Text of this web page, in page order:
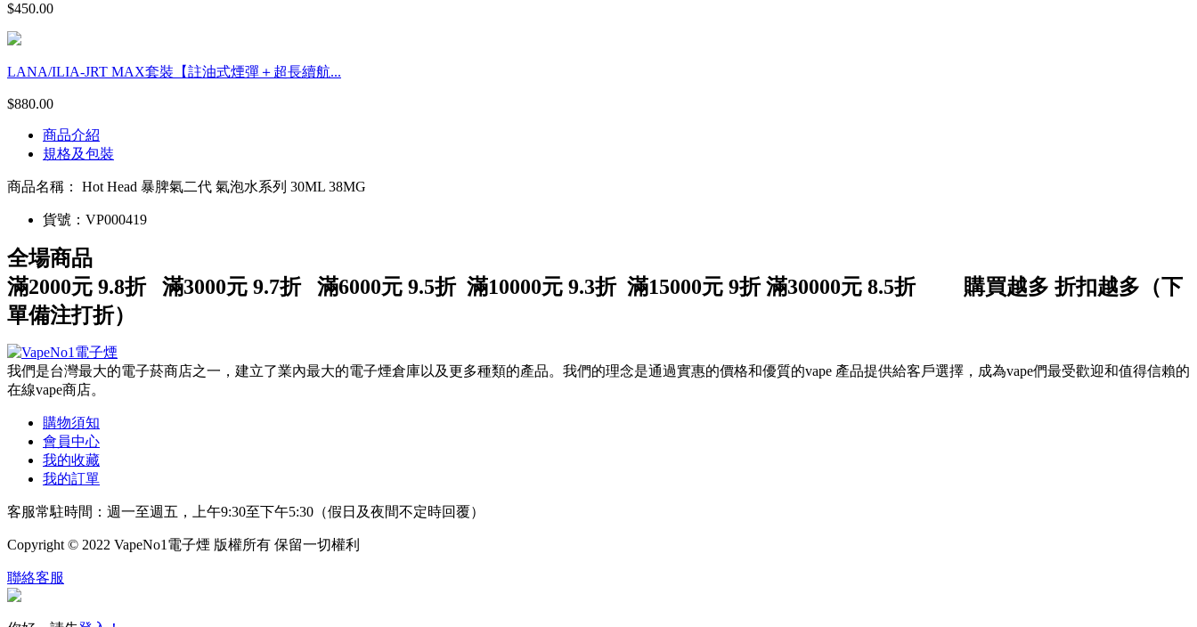
$450.00
LANA/ILIA-JRT MAX套裝【註油式煙彈＋超長續航...
$880.00
商品介紹
規格及包裝
商品名稱： Hot Head 暴脾氣二代 氣泡水系列 30ML 38MG
貨號： VP000419
全場商品
滿2000元 9.8折 滿3000元 9.7折 滿6000元 9.5折 滿10000元 9.3折 滿15000元 9折 滿30000元 8.5折 購買越多 折扣越多（下
單備注打折）
我們是台灣最大的電子菸商店之一，建立了業內最大的電子煙倉庫以及更多種類的產品。我們的理念是通過實惠的價格和優質的vape 產品提供給客戶選擇，成為vape們最受歡迎和值得信賴的
在線vape商店。
購物須知
會員中心
我的收藏
我的訂單
客服常駐時間：週一至週五，上午9:30至下午5:30（假日及夜間不定時回覆）
Copyright © 2022 VapeNo1電子煙 版權所有 保留一切權利
聯絡客服